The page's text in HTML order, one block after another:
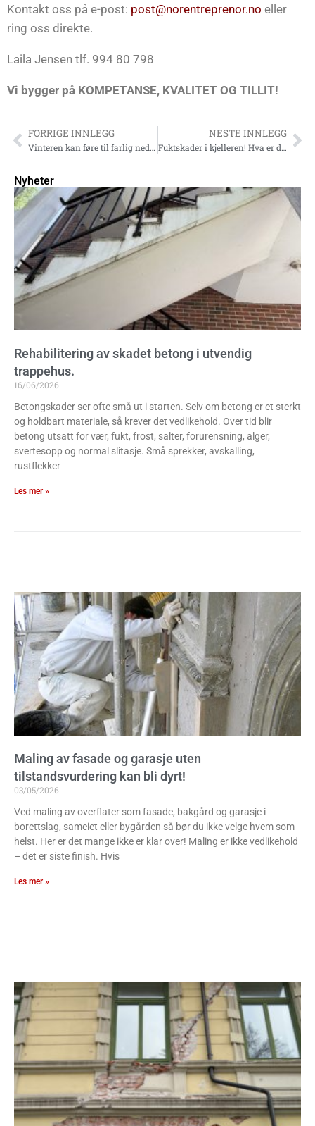
Kontakt oss på e-post: post@norentreprenor.no eller
ring oss direkte.
Laila Jensen tlf. 994 80 798
Vi bygger på KOMPETANSE, KVALITET OG TILLIT!
FORRIGE INNLEGG
Vinteren kan føre til farlig nedfall av istapper og isklumper
NESTE INNLEGG
Fuktskader i kjelleren! Hva er den beste løsningen?
Nyheter
Rehabilitering av skadet betong i utvendig
trappehus.
16/06/2026
Betongskader ser ofte små ut i starten. Selv om betong er et sterkt
og holdbart materiale, så krever det vedlikehold. Over tid blir
betong utsatt for vær, fukt, frost, salter, forurensning, alger,
svertesopp og normal slitasje. Små sprekker, avskalling,
rustflekker
Les mer »
Maling av fasade og garasje uten
tilstandsvurdering kan bli dyrt!
03/05/2026
Ved maling av overflater som fasade, bakgård og garasje i
borettslag, sameiet eller bygården så bør du ikke velge hvem som
helst. Her er det mange ikke er klar over! Maling er ikke vedlikehold
– det er siste finish. Hvis
Les mer »